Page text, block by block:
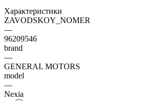
Характеристики
ZAVODSKOY_NOMER
—
96209546
brand
—
GENERAL MOTORS
model
—
Nexia